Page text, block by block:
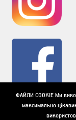
ФАЙЛИ COOKIE Ми
максимально